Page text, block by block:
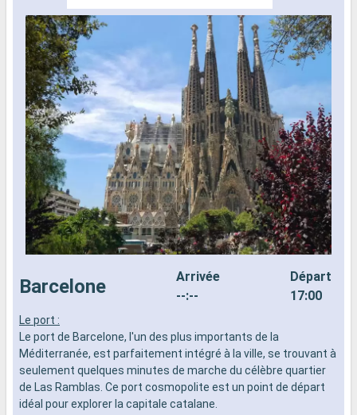
Barcelone
Arrivée
--:--
Départ
17:00
Le port :
Le port de Barcelone, l'un des plus importants de la
Méditerranée, est parfaitement intégré à la ville, se trouvant à
seulement quelques minutes de marche du célèbre quartier
de Las Ramblas. Ce port cosmopolite est un point de départ
idéal pour explorer la capitale catalane.